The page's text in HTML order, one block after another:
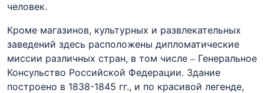
человек.
Кроме магазинов, культурных и развлекательных
заведений здесь расположены дипломатические
миссии различных стран, в том числе – Генеральное
Консульство Российской Федерации. Здание
построено в 1838-1845 гг., и по красивой легенде,